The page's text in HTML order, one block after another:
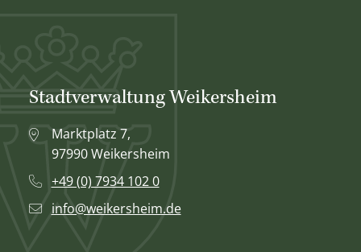
Stadtverwaltung Weikersheim
Marktplatz 7,
97990 Weikersheim
+49 (0) 7934 102 0
info@weikersheim.de